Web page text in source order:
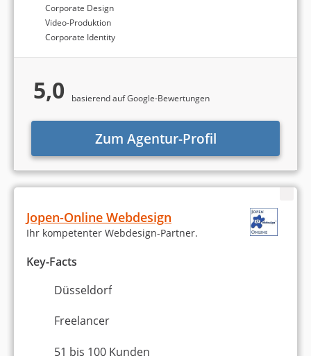
kloepfel-consulting.com
Webentwicklung
WordPress
Corporate Design
Video-Produktion
Corporate Identity
5,0 basierend auf Google-Bewertungen
Zum Agentur-Profil
Jopen-Online Webdesign
Ihr kompetenter Webdesign-Partner.
Key-Facts
Düsseldorf
Freelancer
51 bis 100 Kunden